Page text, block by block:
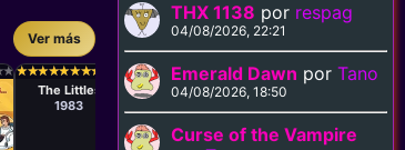
Ver más
★
★★
★★
★★
★★
★★
★★
★★
★★
★
Serie
The Littles
1983
★
★★
★★
★★
★ ★
★★
★★
★★
★★
★★
★
Serie
Dennis the
Menace
★
★ ★
★★
★★
★★
★★
★ ★
★★
★★
★★
★
Serie
Antoni
D'Ocón,
Josep Viciana
Los Aurones
★
★★
★★
★★
★
Serie
THX 1138 por respag
04/08/2026, 22:21
Emerald Dawn porTano
04/08/2026, 18:50
Curse of the Vampire